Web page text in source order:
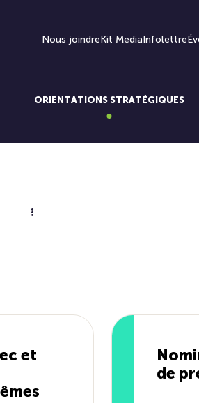
Nous joindreKit MediaInfolettre
ORIENTATIONS STRATÉGIQUES
et
de